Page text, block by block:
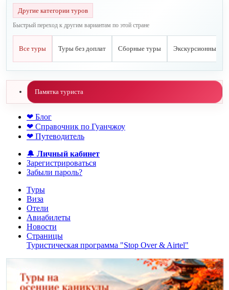
Другие категории туров
Быстрый переход к другим вариантам по этой стране
Все туры Туры без доплат Сборные туры Экскурсионные
Памятка туриста
❤ Блог
❤ Справочник по Гуанчжоу
❤ Путеводитель
🔔 Личный кабинет
Зарегистрироваться
Забыли пароль?
Туры
Виза
Отели
Авиабилеты
Новости
Страницы
Туристическая программа "Stop Over & Airtel"